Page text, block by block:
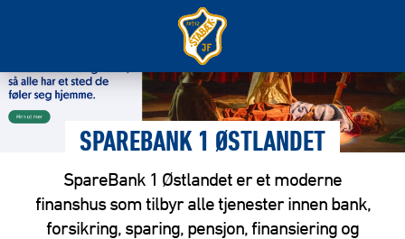
SPAREBANK 1 ØSTLANDET
SpareBank 1 Østlandet er et moderne
finanshus som tilbyr alle tjenester innen bank,
forsikring, sparing, pensjon, finansiering og